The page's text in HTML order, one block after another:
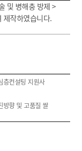
및 병해충 방제 >
작하였습니다.
층컨설팅 지원사
방향 및 고품질 쌀